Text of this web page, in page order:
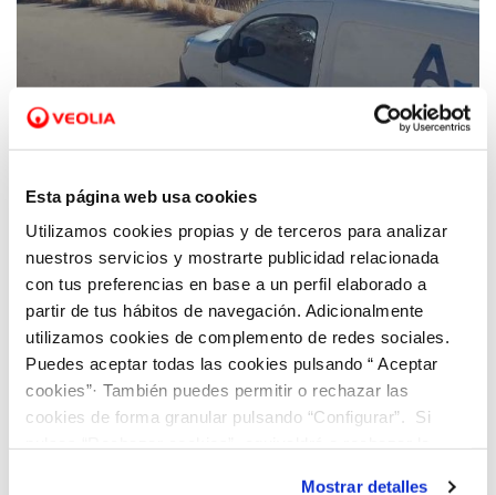
Esta página web usa cookies
Utilizamos cookies propias y de terceros para analizar
nuestros servicios y mostrarte publicidad relacionada
con tus preferencias en base a un perfil elaborado a
partir de tus hábitos de navegación. Adicionalmente
utilizamos cookies de complemento de redes sociales.
Puedes aceptar todas las cookies pulsando “ Aceptar
cookies”· También puedes permitir o rechazar las
cookies de forma granular pulsando “Configurar”. Si
Mostrar detalles
24 FEB 2021
consumo de agua en un 40% gracias a la
digitalización pese a que la afluencia
turística se ha incrementado"